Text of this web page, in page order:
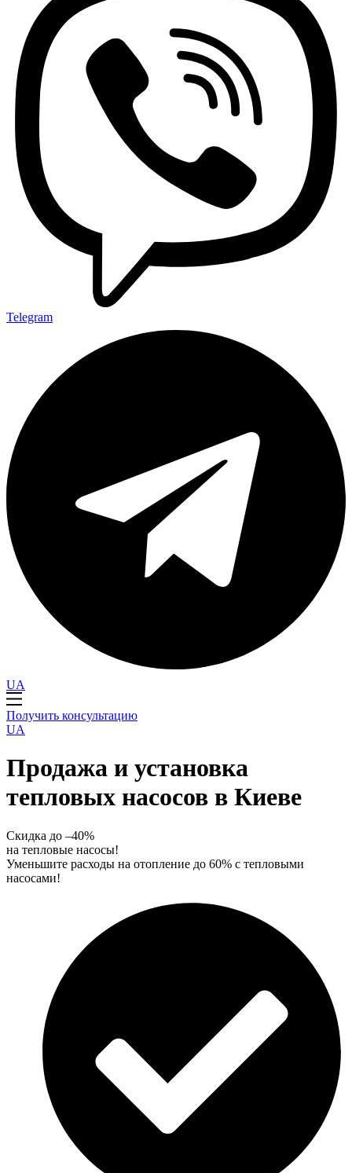
Telegram
UA
Получить консультацию
UA
Продажа и установка
тепловых насосов в Киеве
Скидка до –40%
на тепловые насосы!
Уменьшите расходы на отопление до 60% с тепловыми
насосами!